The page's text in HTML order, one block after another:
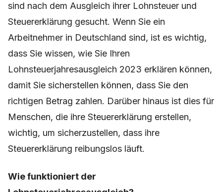
sind nach dem Ausgleich ihrer Lohnsteuer und
Steuererklärung gesucht. Wenn Sie ein
Arbeitnehmer in Deutschland sind, ist es wichtig,
dass Sie wissen, wie Sie Ihren
Lohnsteuerjahresausgleich 2023 erklären können,
damit Sie sicherstellen können, dass Sie den
richtigen Betrag zahlen. Darüber hinaus ist dies für
Menschen, die ihre Steuererklärung erstellen,
wichtig, um sicherzustellen, dass ihre
Steuererklärung reibungslos läuft.
Wie funktioniert der